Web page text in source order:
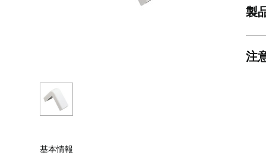
基本情報
製
注